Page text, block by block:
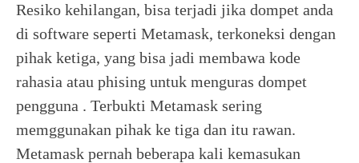
Resiko kehilangan, bisa terjadi jika dompet anda
di software seperti Metamask, terkoneksi dengan
pihak ketiga, yang bisa jadi membawa kode
rahasia atau phising untuk menguras dompet
pengguna . Terbukti Metamask sering
memggunakan pihak ke tiga dan itu rawan.
Metamask pernah beberapa kali kemasukan